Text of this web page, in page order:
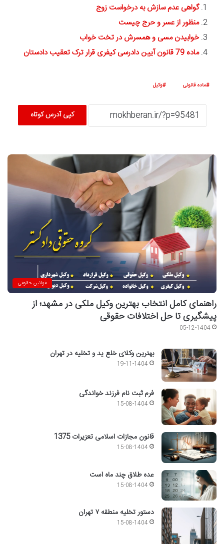
گواهی عدم سازش به درخواست زوج
منظور از عسر و حرج چیست
خوابیدن مسی و همسرش در تخت خواب
ماده 79 قانون آیین دادرسی کیفری قرار ترک تعقیب دادستان
ماده قانونی وکیل
کپی آدرس کوتاه
قوانین حقوقی
راهنمای کامل انتخاب بهترین وکیل ملکی در مشهد؛ از
پیشگیری تا حل اختلافات حقوقی
05-12-1404
بهترین وکلای خلع ید و تخلیه در تهران
19-11-1404
فرم ثبت نام فرزند خواندگی
15-08-1404
قانون مجازات اسلامی تعزیرات 1375
15-08-1404
عده طلاق چند ماه است
15-08-1404
دستور تخلیه منطقه ۷ تهران
15-08-1404